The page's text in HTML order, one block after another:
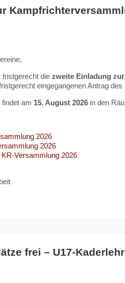
fristgerecht die zweite Einladung
eingegangenen Antrag
am 15. August 2026in den
2026
2026
Versammlung 2026
frei – U17-